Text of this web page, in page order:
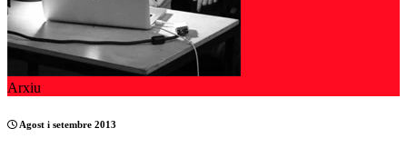
Arxiu
Agost i setembre 2013